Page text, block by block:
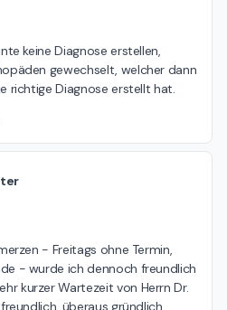
keine Diagnose erstellen,
gewechselt, welcher dann
richtige Diagnose erstellt hat.
- Freitags ohne Termin,
- wurde ich dennoch freundlich
kurzer Wartezeit von Herrn Dr.
überaus gründlich